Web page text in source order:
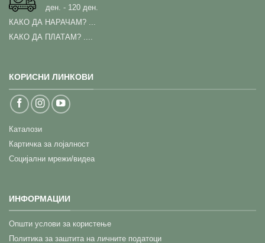
ден. - 120 ден.
КАКО ДА НАРАЧАМ? ...
КАКО ДА ПЛАТАМ? ....
КОРИСНИ ЛИНКОВИ
Каталози
Картичка за лојалност
Социјални мрежи/видеа
ИНФОРМАЦИИ
Општи услови за користење
Политика за заштита на личните податоци